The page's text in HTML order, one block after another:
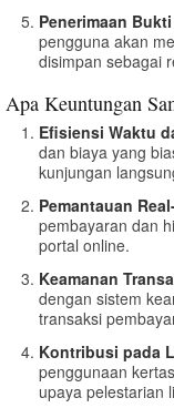
Penerimaan
pengguna akan
disimpan sebagai
Apa Keuntungan
Efisiensi Waktu
dan biaya yang
kunjungan
Pemantauan
pembayaran dan
portal online.
Keamanan
dengan sistem
transaksi
Kontribusi pada
penggunaan
upaya pelestarian